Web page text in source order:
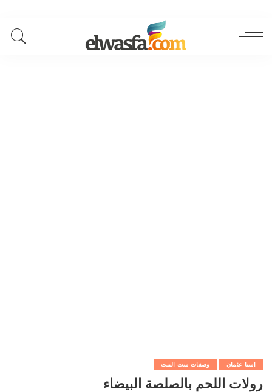
اسيا عثمان وصفات ست البيت
رولات اللحم بالصلصة البيضاء